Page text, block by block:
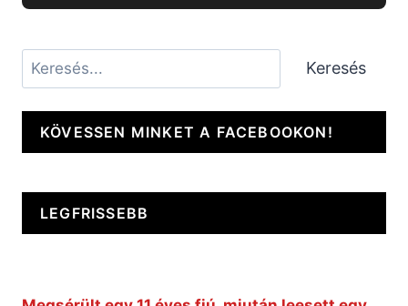
Keresés Keresés
KÖVESSEN MINKET A FACEBOOKON!
LEGFRISSEBB